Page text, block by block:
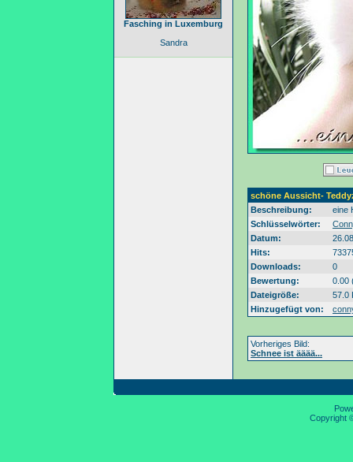
Fasching in Luxemburg
Sandra
schöne Aussicht-
Beschreibung:
eine
Schlüsselwörter:
Datum:
Hits:
Downloads:
0
Bewertung:
0.00
Dateigröße:
57.0
Hinzugefügt von:
Vorheriges Bild:
Schnee ist ääää...
Copyright